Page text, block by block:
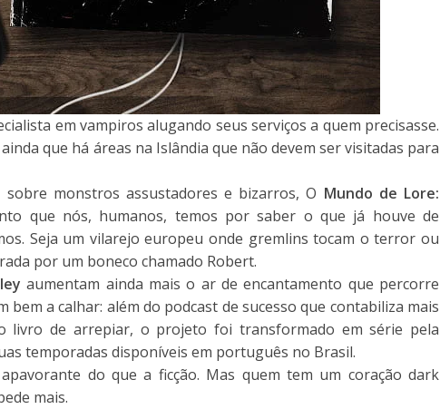
em vampiros alugando seus serviços a quem precisasse.
que há áreas na Islândia que não devem ser visitadas para
monstros assustadores e bizarros, O Mundo de Lore:
que nós, humanos, temos por saber o que já houve de
Seja um vilarejo europeu onde gremlins tocam o terror ou
por um boneco chamado Robert.
aumentam ainda mais o ar de encantamento que percorre
bem a calhar: além do podcast de sucesso que contabiliza mais
livro de arrepiar, o projeto foi transformado em série pela
temporadas disponíveis em português no Brasil.
do que a ficção. Mas quem tem um coração dark
mais.